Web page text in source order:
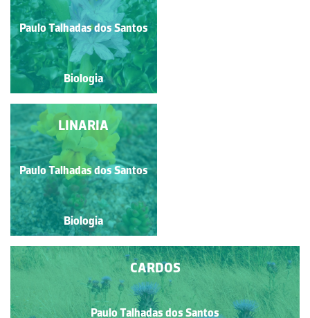
Guilherme Monteiro
Biologia
Paulo Talhadas dos Santos
Biologia
AMENDOEIRA
Paulo Talhadas dos Santos
Biologia
CARDOS
Paulo Talhadas dos Santos
LINARIA
Paulo Talhadas dos Santos
Biologia